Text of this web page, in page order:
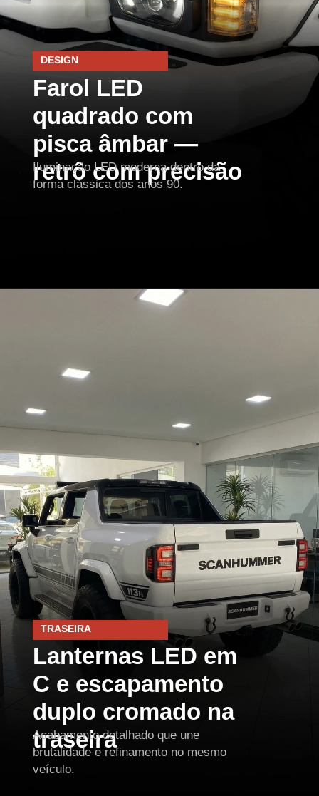
DESIGN
Farol LED
quadrado com
pisca âmbar —
retrô com precisão
Iluminação LED moderna dentro da
forma clássica dos anos 90.
TRASEIRA
Lanternas LED em
C e escapamento
duplo cromado na
traseira
Acabamento detalhado que une
brutalidade e refinamento no mesmo
veículo.